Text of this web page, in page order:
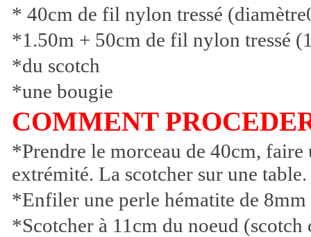
* 40cm de fil nylon tressé
*1.50m + 50cm de fil nylon tressé
*du scotch
*une bougie
COMMENT
*Prendre le morceau de 40cm, faire
extrémité. La scotcher sur une table.
*Enfiler une perle hématite de 8mm
*Scotcher à 11cm du noeud (scotch